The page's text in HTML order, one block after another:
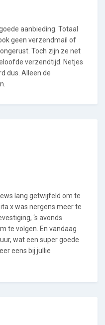
aanbieding. Totaal
geen verzendmail of
Toch zijn ze net
verzendtijd. Netjes
dus. Alleen de
lang getwijfeld om te
x was nergens meer te
‘s avonds
te volgen. En vandaag
wat een super goede
eens bij jullie